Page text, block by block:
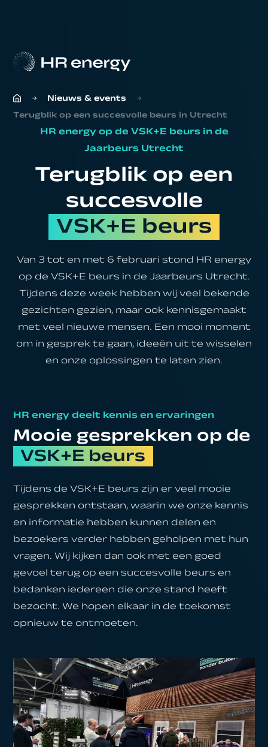
Nieuws & events
Terugblik op een succesvolle beurs in Utrecht
HR energy op de VSK+E beurs in de
Jaarbeurs Utrecht
Terugblik op een
succesvolle
VSK+E beurs
Van 3 tot en met 6 februari stond HR energy
op de VSK+E beurs in de Jaarbeurs Utrecht.
Tijdens deze week hebben wij veel bekende
gezichten gezien, maar ook kennisgemaakt
met veel nieuwe mensen. Een mooi moment
om in gesprek te gaan, ideeën uit te wisselen
en onze oplossingen te laten zien.
HR energy deelt kennis en ervaringen
Mooie gesprekken op de
VSK+E beurs
Tijdens de VSK+E beurs zijn er veel mooie
gesprekken ontstaan, waarin we onze kennis
en informatie hebben kunnen delen en
bezoekers verder hebben geholpen met hun
vragen. Wij kijken dan ook met een goed
gevoel terug op een succesvolle beurs en
bedanken iedereen die onze stand heeft
bezocht. We hopen elkaar in de toekomst
opnieuw te ontmoeten.